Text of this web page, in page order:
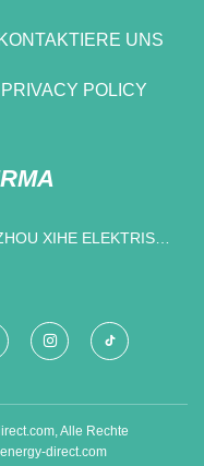
KONTAKTIERE UNS
PRIVACY POLICY
Alle Rechte
direct.com